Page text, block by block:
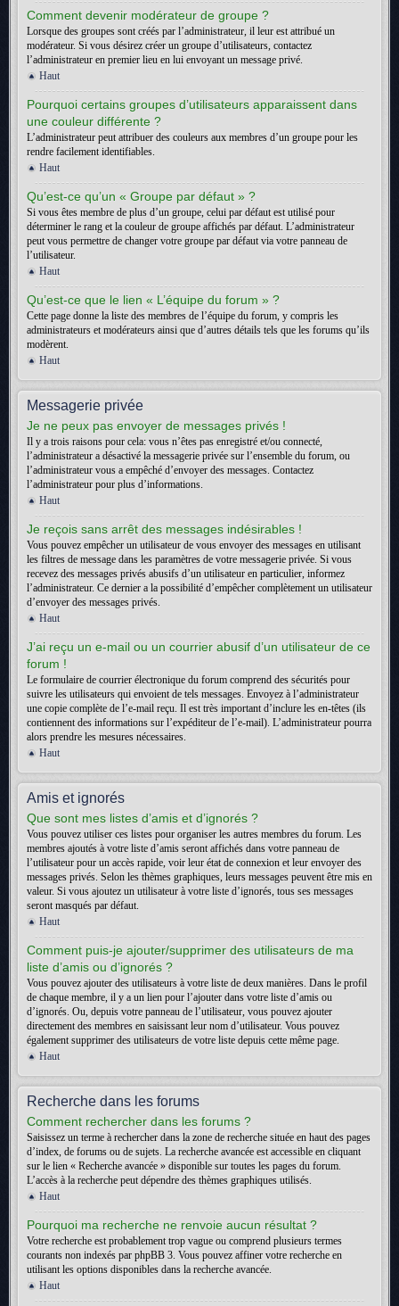
Comment devenir modérateur de groupe ?
Lorsque des groupes sont créés par l’administrateur, il leur est attribué un
modérateur. Si vous désirez créer un groupe d’utilisateurs, contactez
l’administrateur en premier lieu en lui envoyant un message privé.
Haut
Pourquoi certains groupes d’utilisateurs apparaissent dans
une couleur différente ?
L’administrateur peut attribuer des couleurs aux membres d’un groupe pour les
rendre facilement identifiables.
Haut
Qu’est-ce qu’un « Groupe par défaut » ?
Si vous êtes membre de plus d’un groupe, celui par défaut est utilisé pour
déterminer le rang et la couleur de groupe affichés par défaut. L’administrateur
peut vous permettre de changer votre groupe par défaut via votre panneau de
l’utilisateur.
Haut
Qu’est-ce que le lien « L’équipe du forum » ?
Cette page donne la liste des membres de l’équipe du forum, y compris les
administrateurs et modérateurs ainsi que d’autres détails tels que les forums qu’ils
modèrent.
Haut
Messagerie privée
Je ne peux pas envoyer de messages privés !
Il y a trois raisons pour cela: vous n’êtes pas enregistré et/ou connecté,
l’administrateur a désactivé la messagerie privée sur l’ensemble du forum, ou
l’administrateur vous a empêché d’envoyer des messages. Contactez
l’administrateur pour plus d’informations.
Haut
Je reçois sans arrêt des messages indésirables !
Vous pouvez empêcher un utilisateur de vous envoyer des messages en utilisant
les filtres de message dans les paramètres de votre messagerie privée. Si vous
recevez des messages privés abusifs d’un utilisateur en particulier, informez
l’administrateur. Ce dernier a la possibilité d’empêcher complètement un utilisateur
d’envoyer des messages privés.
Haut
J’ai reçu un e-mail ou un courrier abusif d’un utilisateur de ce
forum !
Le formulaire de courrier électronique du forum comprend des sécurités pour
suivre les utilisateurs qui envoient de tels messages. Envoyez à l’administrateur
une copie complète de l’e-mail reçu. Il est très important d’inclure les en-têtes (ils
contiennent des informations sur l’expéditeur de l’e-mail). L’administrateur pourra
alors prendre les mesures nécessaires.
Haut
Amis et ignorés
Que sont mes listes d’amis et d’ignorés ?
Vous pouvez utiliser ces listes pour organiser les autres membres du forum. Les
membres ajoutés à votre liste d’amis seront affichés dans votre panneau de
l’utilisateur pour un accès rapide, voir leur état de connexion et leur envoyer des
messages privés. Selon les thèmes graphiques, leurs messages peuvent être mis en
valeur. Si vous ajoutez un utilisateur à votre liste d’ignorés, tous ses messages
seront masqués par défaut.
Haut
Comment puis-je ajouter/supprimer des utilisateurs de ma
liste d’amis ou d’ignorés ?
Vous pouvez ajouter des utilisateurs à votre liste de deux manières. Dans le profil
de chaque membre, il y a un lien pour l’ajouter dans votre liste d’amis ou
d’ignorés. Ou, depuis votre panneau de l’utilisateur, vous pouvez ajouter
directement des membres en saisissant leur nom d’utilisateur. Vous pouvez
également supprimer des utilisateurs de votre liste depuis cette même page.
Haut
Recherche dans les forums
Comment rechercher dans les forums ?
Saisissez un terme à rechercher dans la zone de recherche située en haut des pages
d’index, de forums ou de sujets. La recherche avancée est accessible en cliquant
sur le lien « Recherche avancée » disponible sur toutes les pages du forum.
L’accès à la recherche peut dépendre des thèmes graphiques utilisés.
Haut
Pourquoi ma recherche ne renvoie aucun résultat ?
Votre recherche est probablement trop vague ou comprend plusieurs termes
courants non indexés par phpBB 3. Vous pouvez affiner votre recherche en
utilisant les options disponibles dans la recherche avancée.
Haut